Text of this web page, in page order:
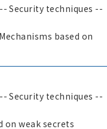
Security techniques --
based on
Security techniques --
on weak secrets